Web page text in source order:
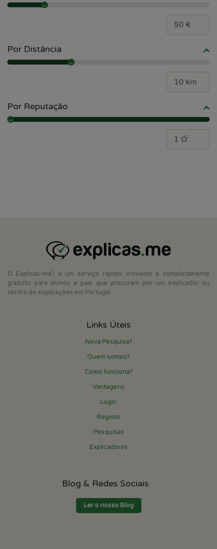
Por Distância
Por Reputação
O Explicas-me? é um serviço rápido, inovador e completamente
gratuito para alunos e pais que procuram por um explicador ou
centro de explicações em Portugal.
Links Úteis
Nova Pesquisa?
Quem somos?
Como funciona?
Vantagens
Login
Registo
Pesquisas
Explicadores
Blog & Redes Sociais
Ler o nosso Blog